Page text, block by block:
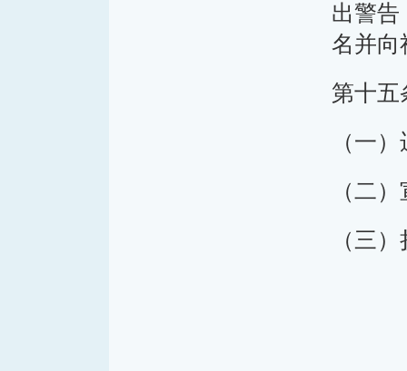
出警告
名并向
第十五
（一
（二
（三